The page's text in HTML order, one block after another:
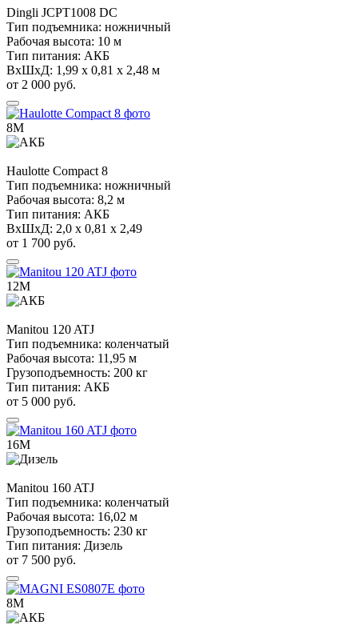
Dingli JCPT1008 DC
Тип подъемника: ножничный
Рабочая высота: 10 м
Тип питания: АКБ
ВхШхД: 1,99 х 0,81 х 2,48 м
от 2 000 руб.
8М
Haulotte Compact 8
Тип подъемника: ножничный
Рабочая высота: 8,2 м
Тип питания: АКБ
ВхШхД: 2,0 х 0,81 х 2,49
от 1 700 руб.
12М
Manitou 120 ATJ
Тип подъемника: коленчатый
Рабочая высота: 11,95 м
Грузоподъемность: 200 кг
Тип питания: АКБ
от 5 000 руб.
16М
Manitou 160 ATJ
Тип подъемника: коленчатый
Рабочая высота: 16,02 м
Грузоподъемность: 230 кг
Тип питания: Дизель
от 7 500 руб.
8М